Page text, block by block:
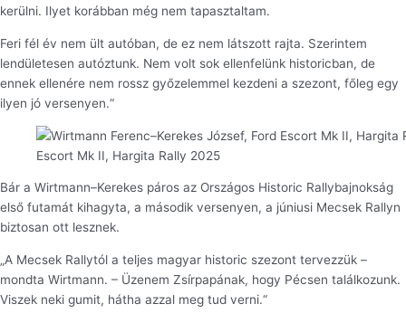
kerülni. Ilyet korábban még nem tapasztaltam.
Feri fél év nem ült autóban, de ez nem látszott rajta. Szerintem
lendületesen autóztunk. Nem volt sok ellenfelünk historicban, de
ennek ellenére nem rossz győzelemmel kezdeni a szezont, főleg egy
ilyen jó versenyen.“
Escort Mk II, Hargita Rally 2025
Bár a Wirtmann–Kerekes páros az Országos Historic Rallybajnokság
első futamát kihagyta, a második versenyen, a júniusi Mecsek Rallyn
biztosan ott lesznek.
„A Mecsek Rallytól a teljes magyar historic szezont tervezzük –
mondta Wirtmann. – Üzenem Zsírpapának, hogy Pécsen találkozunk.
Viszek neki gumit, hátha azzal meg tud verni.“